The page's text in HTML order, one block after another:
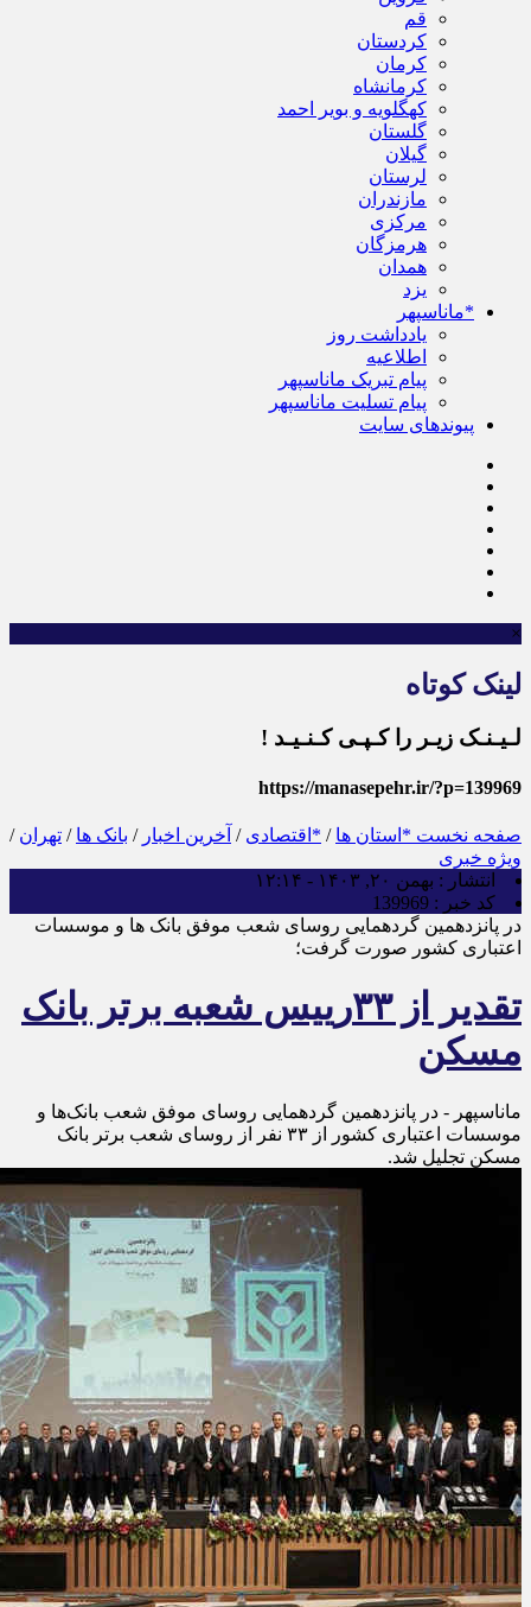
قم
کردستان
کرمان
کرمانشاه
کهگلویه و بویر احمد
گلستان
گیلان
لرستان
مازندران
مرکزی
هرمزگان
همدان
یزد
*ماناسپهر
یادداشت روز
اطلاعیه
پیام تبریک ماناسپهر
پیام تسلیت ماناسپهر
پیوندهای سایت
×
لینک کوتاه
لـیـنـک زیـر را کـپـی کـنـیـد !
https://manasepehr.ir/?p=139969
صفحه نخست *استان ها / *اقتصادی / آخرین اخبار / بانک ها / تهران /
ویژه خبری
انتشار : بهمن ۲۰, ۱۴۰۳ - ۱۲:۱۴
کد خبر : 139969
در پانزدهمین گردهمایی روسای شعب موفق بانک ها و موسسات
اعتباری کشور صورت گرفت؛
تقدیر از ۳۳رییس شعبه برتر بانک
مسکن
ماناسپهر - در پانزدهمین گردهمایی روسای موفق شعب بانک‌ها و
موسسات اعتباری کشور از ۳۳ نفر از روسای شعب برتر بانک
مسکن تجلیل شد.